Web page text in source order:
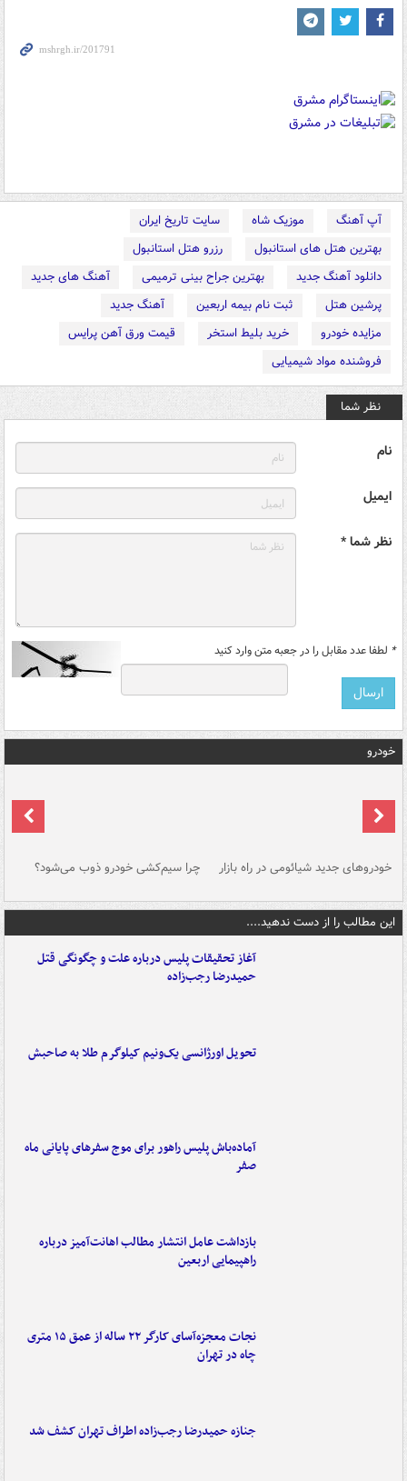
آپ آهنگ موزیک شاه
سایت تاریخ ایران
بهترین هتل های استانبول
رزرو هتل استانبول
دانلود آهنگ جدید
بهترین جراح بینی ترمیمی
آهنگ های جدید
پرشین هتل
ثبت نام بیمه اربعین
آهنگ جدید
مزایده خودرو
خرید بلیط استخر
قیمت ورق آهن پرایس
فروشنده مواد شیمیایی
نظر شما
نام
ایمیل
نظر شما *
* لطفا عدد مقابل را در جعبه متن وارد کنید
خودرو
خودروهای جدید شیائومی در راه بازار چرا سیم‌کشی خودرو ذوب می‌شود؟
این مطالب را از دست ندهید....
آغاز تحقیقات پلیس درباره علت و چگونگی قتل
حمیدرضا رجب‌زاده
تحویل اورژانسی یک‌ونیم کیلوگرم طلا به صاحبش
آماده‌باش پلیس راهور برای موج سفرهای پایانی ماه
صفر
بازداشت عامل انتشار مطالب اهانت‌آمیز درباره
راهپیمایی اربعین
نجات معجزه‌آسای کارگر ۲۲ ساله از عمق ۱۵ متری
چاه در تهران
جنازه حمیدرضا رجب‌زاده اطراف تهران کشف شد